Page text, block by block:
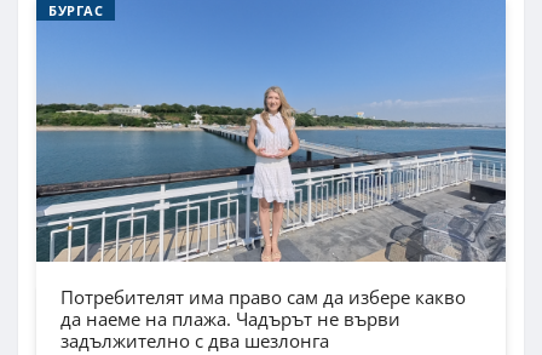
БУРГАС
Потребителят има право сам да избере какво
да наеме на плажа. Чадърът не върви
задължително с два шезлонга